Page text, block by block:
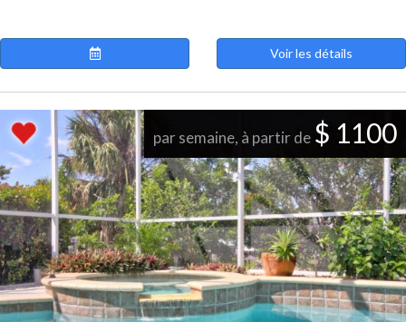
Voir les détails
par semaine, à partir de $ 1100